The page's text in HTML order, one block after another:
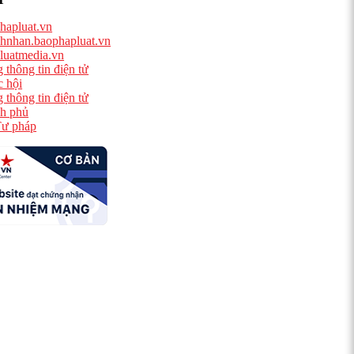
thông tin điện tử
hội
thông tin điện tử
phủ
pháp